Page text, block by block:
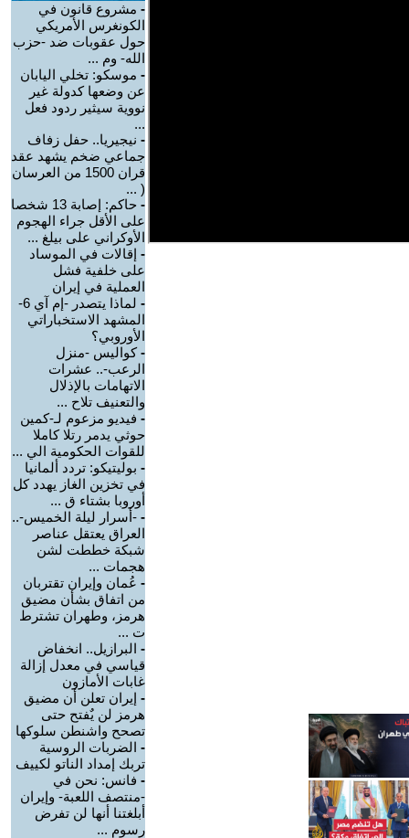
- مشروع قانون في
الكونغرس الأمريكي
حول عقوبات ضد -حزب
الله- وم ...
- موسكو: تخلي اليابان
عن وضعها كدولة غير
نووية سيثير ردود فعل
...
- نيجيريا.. حفل زفاف
جماعي ضخم يشهد عقد
قران 1500 من العرسان
( ...
-
حاكم: إصابة 13 شخصا
على الأقل جراء الهجوم
الأوكراني على بيلغ ...
- إقالات في الموساد
على خلفية فشل
العملية في إيران
-
لماذا يتصدر -إم آي 6-
المشهد الاستخباراتي
الأوروبي؟
-كواليس -منزل
الرعب-.. عشرات
الاتهامات بالإذلال
والتعنيف تلاح ...
- فيديو مزعوم لـ-كمين
حوثي يدمر رتلا كاملا
للقوات الحكومية الي ...
- بوليتيكو: تردد ألمانيا
في تخزين الغاز يهدد كل
أوروبا بشتاء ق ...
- -أسرار ليلة الخميس-..
العراق يعتقل عناصر
شبكة خططت لشن
هجمات ...
- عُمان وإيران تقتربان
من اتفاق بشأن مضيق
هرمز، وطهران تشترط
ت ...
- البرازيل.. انخفاض
قياسي في معدل إزالة
غابات الأمازون
- إيران تعلن أن مضيق
هرمز لن يٌفتح حتى
تصحح واشنطن سلوكها
- الضربات الروسية
تربك إمداد الناتو لكييف
- فانس: نحن في
-منتصف اللعبة- وإيران
أبلغتنا أنها لن تفرض
رسوم ...